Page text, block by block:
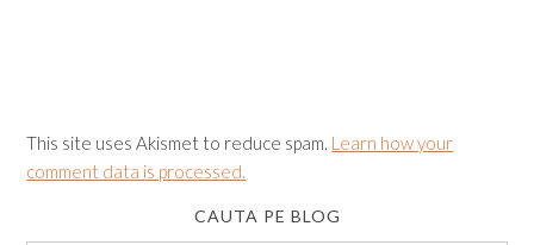
This site uses Akismet to reduce spam. Learn how your
comment data is processed.
CAUTA PE BLOG